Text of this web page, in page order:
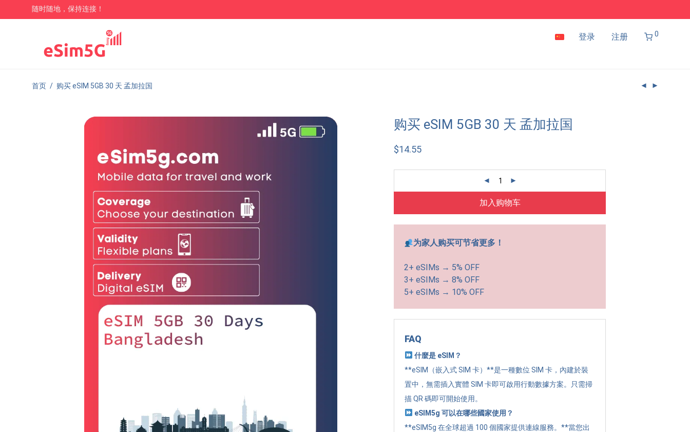
随时随地，保持连接！
登录 注册 0
首页 / 购买 eSIM 5GB 30 天 孟加拉国
购买 eSIM 5GB 30 天 孟加拉国
$14.55
加入购物车
为家人购买可节省更多！
2+ eSIMs → 5% OFF
3+ eSIMs → 8% OFF
5+ eSIMs → 10% OFF
FAQ
什麼是 eSIM？
**eSIM（嵌入式 SIM 卡）**是一種數位 SIM 卡，內建於裝
置中，無需插入實體 SIM 卡即可啟用行動數據方案。只需掃
描 QR 碼即可開始使用。
eSIM5g 可以在哪些國家使用？
**eSIM5g 在全球超過 100 個國家提供連線服務。**當您出